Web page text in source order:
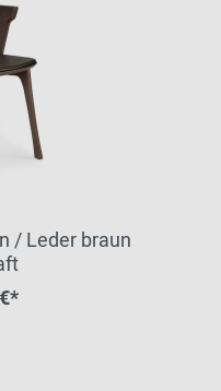
/ Leder braun